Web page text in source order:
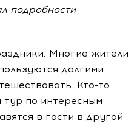
подробности
Многие жители
долгими
Кто-то
тур по интересным
в гости в другой